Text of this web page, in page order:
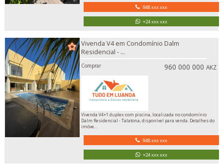
948 xxx xxx
+24 xxx xxx
Vivenda V4 em Condomínio Dalm
Residencial - ...
Comprar 960 000 000AKZ
Vivenda V4+1 duplex com piscina, localizada no condomínio
Dalm Residencial - Talatona, disponível para venda. Detalhes do
imóve...
948 xxx xxx
+24 xxx xxx